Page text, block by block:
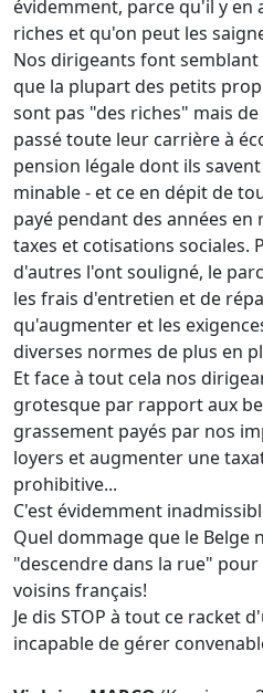
évidemment, parce qu'il y en
riches et qu'on peut les
Nos dirigeants font
que la plupart des petits
sont pas "des riches" mais
passé toute leur carrière à
pension légale dont ils
minable - et ce en dépit de
payé pendant des années
taxes et cotisations sociales.
d'autres l'ont souligné, le
les frais d'entretien et de
qu'augmenter et les
diverses normes de plus en
Et face à tout cela nos
grotesque par rapport aux
grassement payés par nos
loyers et augmenter une
prohibitive...
C'est évidemment
Quel dommage que le Belge
"descendre dans la rue"
voisins français!
Je dis STOP à tout ce racket
incapable de gérer